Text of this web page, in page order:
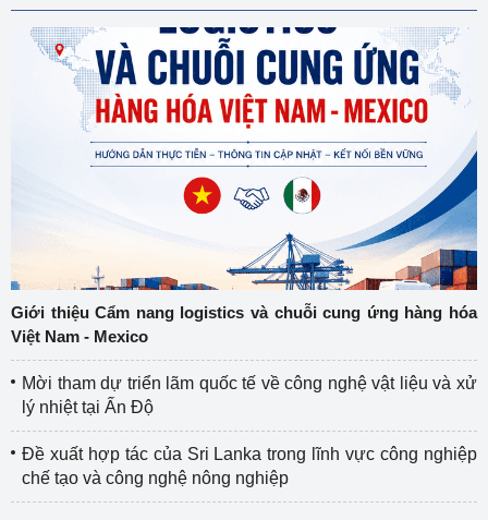
Giới thiệu Cẩm nang logistics và chuỗi cung ứng hàng hóa
Việt Nam - Mexico
Mời tham dự triển lãm quốc tế về công nghệ vật liệu và xử
lý nhiệt tại Ấn Độ
Đề xuất hợp tác của Sri Lanka trong lĩnh vực công nghiệp
chế tạo và công nghệ nông nghiệp